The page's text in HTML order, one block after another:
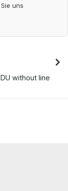
uns
without line